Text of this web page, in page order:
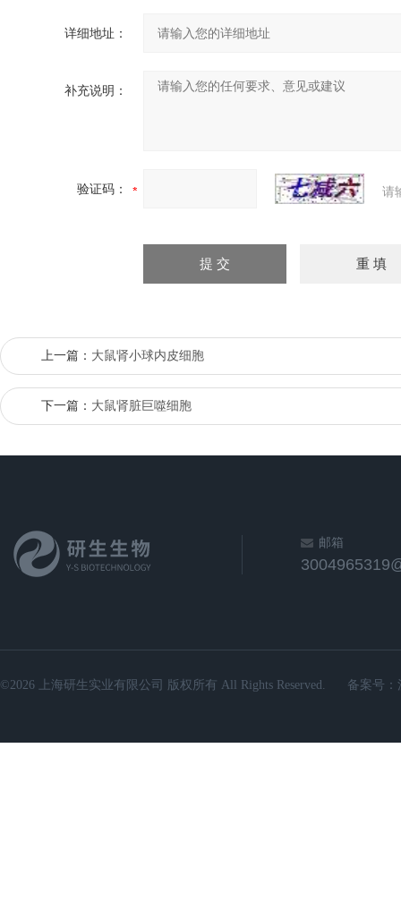
详细地址：
补充说明：
验证码： 请
上一篇： 大鼠肾小球内皮细胞
下一篇： 大鼠肾脏巨噬细胞
邮箱
©2026 上海研生实业有限公司 版权所有 All Rights Reserved. 备案号：